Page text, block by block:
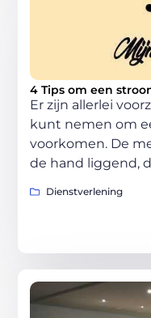
4 Tips om een
Er zijn allerlei
kunt nemen om
voorkomen. De
de hand liggend,
Dienstverlening